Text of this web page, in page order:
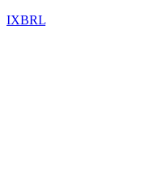
IXBRL